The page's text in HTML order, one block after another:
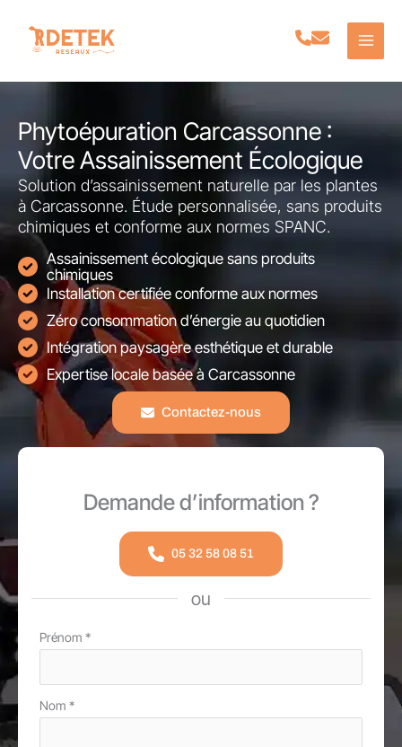
contenu
Phytoépuration Carcassonne :
Votre Assainissement Écologique
Solution d’assainissement naturelle par les plantes
à Carcassonne. Étude personnalisée, sans produits
chimiques et conforme aux normes SPANC.
Assainissement écologique sans produits
chimiques
Installation certifiée conforme aux normes
Zéro consommation d’énergie au quotidien
Intégration paysagère esthétique et durable
Expertise locale basée à Carcassonne
Contactez-nous
Demande d’information ?
05 32 58 08 51
ou
Formulaire
avec
téléphone
Prénom *
Nom *